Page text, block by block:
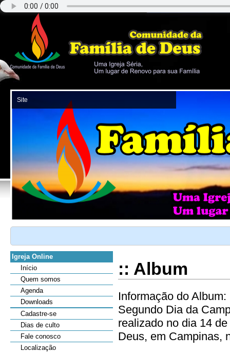
Igreja Online
Início
Quem somos
Agenda
Downloads
Cadastre-se
Dias de culto
Fale conosco
Localização
:: Album
Informação do Album:
Segundo Dia da
realizado no dia 14
Deus, em Campinas,